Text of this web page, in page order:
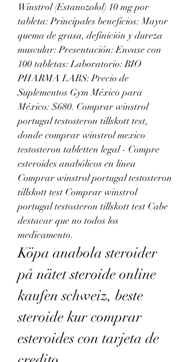
Winstrol (Estanozolol) 10 mg por
tableta: Principales beneficios: Mayor
quema de grasa, definición y dureza
muscular: Presentación: Envase con
100 tabletas: Laboratorio: BIO
PHARMA LABS: Precio de
Suplementos Gym México para
México: $680. Comprar winstrol
portugal testosteron tillskott test,
donde comprar winstrol mexico
testosteron tabletten legal - Compre
esteroides anabólicos en línea
Comprar winstrol portugal testosteron
tillskott test Comprar winstrol
portugal testosteron tillskott test Cabe
destacar que no todos los
medicamento.
Köpa anabola steroider
på nätet steroide online
kaufen schweiz, beste
steroide kur comprar
esteroides con tarjeta de